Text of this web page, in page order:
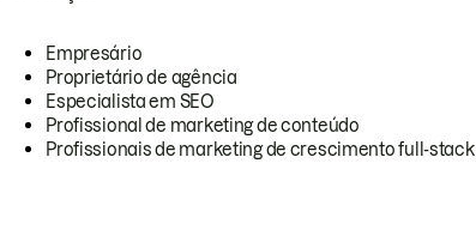
Empresário
Proprietário de agência
Especialista em SEO
Profissional de marketing de conteúdo
Profissionais de marketing de crescimento full-stack